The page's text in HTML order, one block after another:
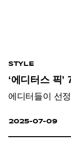
STYLE
‘에디터스 픽’
에디터들이 선
2025-07-09